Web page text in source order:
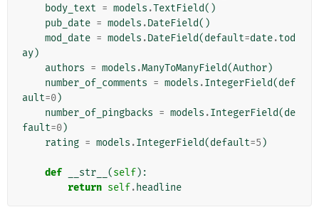
body_text = models .TextField()
pub_date = models .DateField()
mod_date = models .DateField(default=date.tod
ay)
authors = models .ManyToManyField(Author)
number_of_comments = models .IntegerField(def
ault=0)
number_of_pingbacks = models .IntegerField(de
fault=0)
rating = models .IntegerField(default=5 )
def __str__ (self):
return self. headline